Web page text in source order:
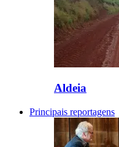
Aldeia
Principais reportagens